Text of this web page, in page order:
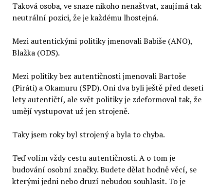
Taková osoba, ve snaze nikoho nenaštvat, zaujímá tak
neutrální pozici, že je každému lhostejná.
Mezi autentickými politiky jmenovali Babiše (ANO),
Blažka (ODS).
Mezi politiky bez autentičnosti jmenovali Bartoše
(Piráti) a Okamuru (SPD). Oni dva byli ještě před deseti
lety autentičtí, ale svět politiky je zdeformoval tak, že
umějí vystupovat už jen strojeně.
Taky jsem roky byl strojený a byla to chyba.
Teď volím vždy cestu autentičnosti. A o tom je
budování osobní značky. Budete dělat hodně věcí, se
kterými jedni nebo druzí nebudou souhlasit. To je